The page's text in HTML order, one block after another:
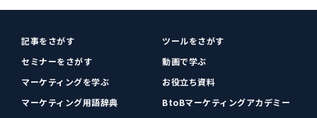
記事をさがす
ツールをさがす
セミナーをさがす
動画で学ぶ
マーケティングを学ぶ
お役立ち資料
マーケティング用語辞典
BtoBマーケティングアカデミー